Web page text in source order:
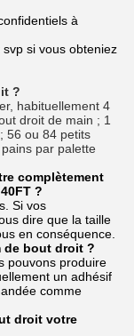
à
si vous obteniez
?
habituellement 4
droit de main ; 1
56 ou 84 petits
par palette
complètement
?
Si vos
dire que la taille
en conséquence.
de bout droit ?
pouvons produire
un adhésif
comme
droit votre